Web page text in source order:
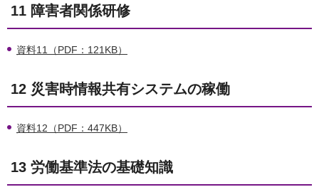
11 障害者関係研修
資料11（PDF：121KB）
12 災害時情報共有システムの稼働
資料12（PDF：447KB）
13 労働基準法の基礎知識